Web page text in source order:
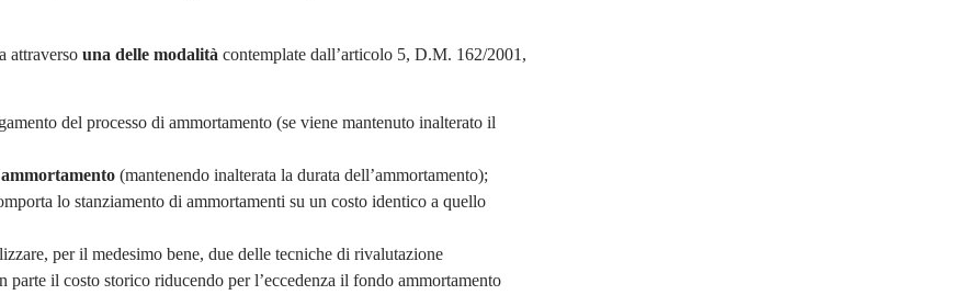
attraverso una delle modalità contemplate dall’articolo 5, D.M. 162/2001,
del processo di ammortamento (se viene mantenuto inalterato il
(mantenendo inalterata la durata dell’ammortamento);
lo stanziamento di ammortamenti su un costo identico a quello
per il medesimo bene, due delle tecniche di rivalutazione
il costo storico riducendo per l’eccedenza il fondo ammortamento